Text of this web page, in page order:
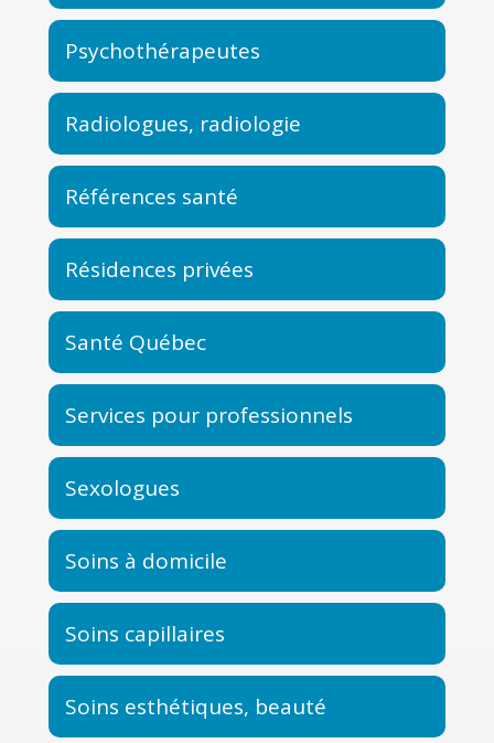
Psychothérapeutes
Radiologues, radiologie
Références santé
Résidences privées
Santé Québec
Services pour professionnels
Sexologues
Soins à domicile
Soins capillaires
Soins esthétiques, beauté